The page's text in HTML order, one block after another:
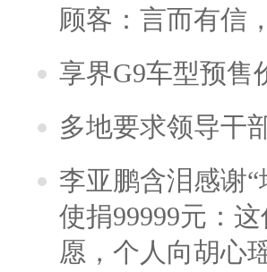
顾客：言而有信
享界G9车型预售
多地要求领导干
李亚鹏含泪感谢
使捐99999元：
愿，个人向胡心